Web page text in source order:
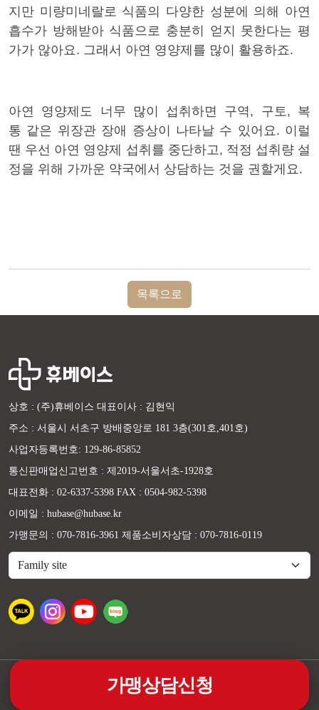
지만 미량미네랄로 식품의 다양한 성분에 의해 아연
흡수가 방해받아 식품으로 충분히 얻지 못한다는 평
가가 않아요. 그래서 아연 영양제를 많이 활용하죠.
아연 영양제도 너무 많이 섭취하면 구역, 구토 , 복
통 같은 위장관 장애 증상이 나타날 수 있어요. 이럴
땐 우선 아연 영양제 섭취를 중단하고, 적정 섭취량 설
정을 위해 가까운 약국에서 상담하는 것을 권할게요.
목록으로
가맹상담신청
상호 : (주)휴베이스 대표이사 : 김현익
주소 : 서울시 서초구 방배중앙로 181 3층(301호,401호)
사업자등록번호: 129-86-85852
통신판매업신고번호 : 제2019-서울서초-1928호
대표전화 : 02-6337-5398 FAX : 0504-982-5398
이메일 : hubase@hubase.kr
가맹문의 : 070-7816-3961 제품소비자상담 : 070-7816-0119
@휴베이스 ALL RIGHTS RESERVED.